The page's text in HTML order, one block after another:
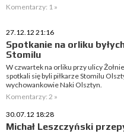
Komentarzy: 1 »
27.12.12 21:16
Spotkanie na orliku
Stomilu
W czwartek na orliku przy ulicy
spotkali się byli piłkarze Stomilu
wychowankowie Naki Olsztyn.
Komentarzy: 2 »
30.07.12 18:28
Michał Leszczyński